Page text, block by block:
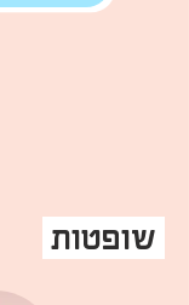
שופטות